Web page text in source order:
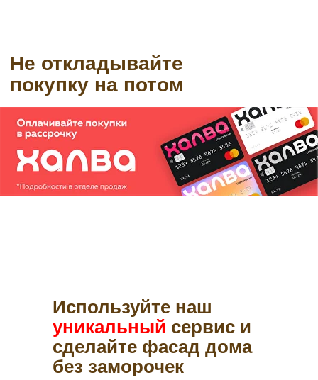
Используйте наш
уникальный сервис и
сделайте фасад дома
без заморочек